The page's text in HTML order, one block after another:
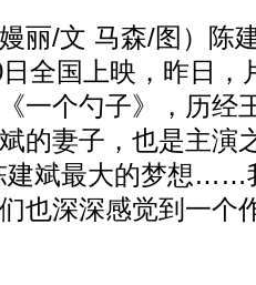
/文 马森/图）陈
全国上映，昨日，
一个勺子》，历经
的妻子，也是主演
建斌最大的梦想……
深深感觉到一个